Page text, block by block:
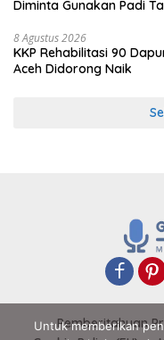
Diminta Gunakan Padi
8 Agustus 2026
KKP Rehabilitasi 90
Aceh Didorong Naik
Pemberitahuan
Untuk memberikan